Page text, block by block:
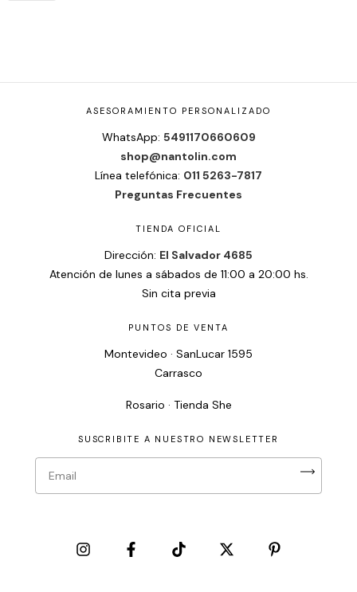
ASESORAMIENTO PERSONALIZADO
WhatsApp: 5491170660609
shop@nantolin.com
Línea telefónica: 011 5263-7817
Preguntas Frecuentes
TIENDA OFICIAL
Dirección: El Salvador 4685
Atención de lunes a sábados de 11:00 a 20:00 hs.
Sin cita previa
PUNTOS DE VENTA
Montevideo · SanLucar 1595
Carrasco
Rosario · Tienda She
SUSCRIBITE A NUESTRO NEWSLETTER